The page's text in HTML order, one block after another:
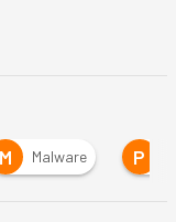
M Malware P